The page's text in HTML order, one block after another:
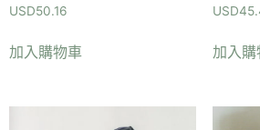
USD50.16
加入購物車
USD
加入購